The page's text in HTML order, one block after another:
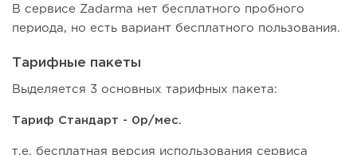
В сервисе Zadarma нет бесплатного пробного
периода, но есть вариант бесплатного пользования.
Тарифные пакеты
Выделяется 3 основных тарифных пакета:
Тариф Стандарт - 0р/мес.
т.е. бесплатная версия использования сервиса